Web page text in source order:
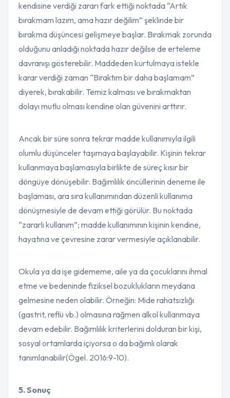
kendisine verdiği zararı fark ettiği noktada “Artık
bırakmam lazım, ama hazır değilim” şeklinde bir
bırakma düşüncesi gelişmeye başlar. Bırakmak zorunda
olduğunu anladığı noktada hazır değilse de erteleme
davranışı gösterebilir. Maddeden kurtulmaya istekle
karar verdiği zaman “Bıraktım bir daha başlamam”
diyerek, bırakabilir. Temiz kalması ve bırakmaktan
dolayı mutlu olması kendine olan güvenini arttırır.
Ancak bir süre sonra tekrar madde kullanımıyla ilgili
olumlu düşünceler taşımaya başlayabilir. Kişinin tekrar
kullanmaya başlamasıyla birlikte de süreç kısır bir
döngüye dönüşebilir. Bağımlılık öncüllerinin deneme ile
başlaması, ara sıra kullanımından düzenli kullanıma
dönüşmesiyle de devam ettiği görülür. Bu noktada
“zararlı kullanım”; madde kullanımının kişinin kendine,
hayatına ve çevresine zarar vermesiyle açıklanabilir.
Okula ya da işe gidememe, aile ya da çocuklarını ihmal
etme ve bedeninde fiziksel bozuklukların meydana
gelmesine neden olabilir. Örneğin: Mide rahatsızlığı
(gastrit, reflü vb.) olmasına rağmen alkol kullanmaya
devam edebilir. Bağımlılık kriterlerini dolduran bir kişi,
sosyal ortamlarda içiyorsa o da bağımlı olarak
tanımlanabilir(Ögel. 2016:9-10).
5. Sonuç